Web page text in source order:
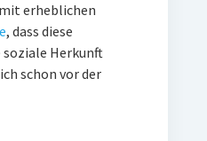
erheblichen
, dass diese
Herkunft
schon vor der